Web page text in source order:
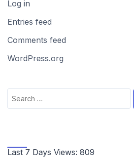
Log in
Entries feed
Comments feed
WordPress.org
Search
for:
Last 7 Days Views: 809